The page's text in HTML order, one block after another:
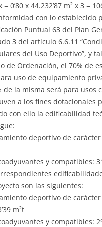
= 0’80 x 44.232’87 m² x 3 =
con lo establecido
Puntual 63 del Plan
3 del artículo 6.6.11
del Uso Deportivo”, y
de Ordenación, el 70% de
uso de equipamiento
de la misma será para usos
a los fines dotacionales
con ello la edificabilidad
deportivo de carácter
y compatibles:
son las siguientes:
deportivo de
m²t
y compatibles: